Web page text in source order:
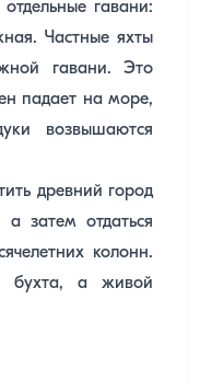
гавани:
Частные яхты
гавани. Это
падает на море,
возвышаются
древний город
затем отдаться
колонн.
бухта, а живой